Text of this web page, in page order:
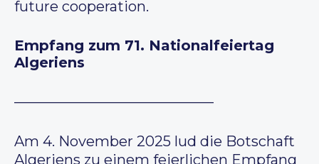
future cooperation.
Empfang zum 71. Nationalfeiertag
Algeriens
——————————————
Am 4. November 2025 lud die Botschaft
Algeriens zu einem feierlichen Empfang